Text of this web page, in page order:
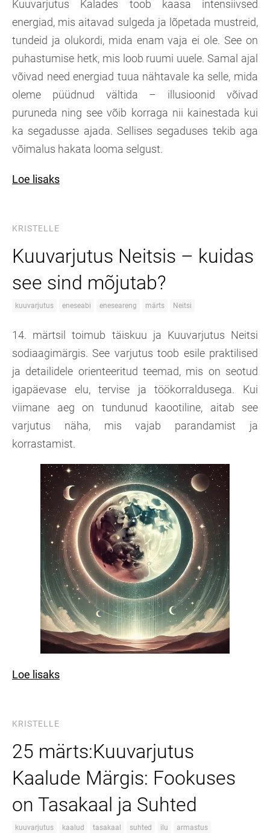
Kuuvarjutus Kalades toob kaasa intensiivsed
energiad, mis aitavad sulgeda ja lõpetada mustreid,
tundeid ja olukordi, mida enam vaja ei ole. See on
puhastumise hetk, mis loob ruumi uuele. Samal ajal
võivad need energiad tuua nähtavale ka selle, mida
oleme püüdnud vältida – illusioonid võivad
puruneda ning see võib korraga nii kainestada kui
ka segadusse ajada. Sellises segaduses tekib aga
võimalus hakata looma selgust.
Loe lisaks
KRISTELLE
Kuuvarjutus Neitsis – kuidas
see sind mõjutab?
kuuvarjutus eneseabi eneseareng märts Neitsi
14. märtsil toimub täiskuu ja Kuuvarjutus Neitsi
sodiaagimärgis. See varjutus toob esile praktilised
ja detailidele orienteeritud teemad, mis on seotud
igapäevase elu, tervise ja töökorraldusega. Kui
viimane aeg on tundunud kaootiline, aitab see
varjutus näha, mis vajab parandamist ja
korrastamist.
Loe lisaks
KRISTELLE
25 märts:Kuuvarjutus
Kaalude Märgis: Fookuses
on Tasakaal ja Suhted
kuuvarjutus kaalud tasakaal suhted ilu armastus